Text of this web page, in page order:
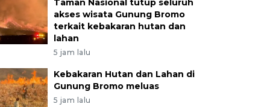
Taman Nasional tutup seluruh
akses wisata Gunung Bromo
terkait kebakaran hutan dan
lahan
5 jam lalu
Kebakaran Hutan dan Lahan di
Gunung Bromo meluas
5 jam lalu